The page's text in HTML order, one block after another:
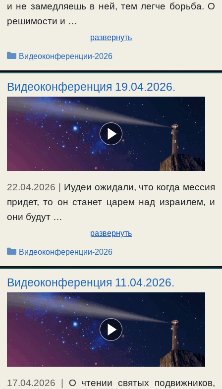
и не замедляешь в ней, тем легче борьба. О
решимости и …
развернуть
Рубрики
Видеоконференции-2026
Видеоконференция 19.04.2026.
22.04.2026
Иудеи ожидали, что когда мессия
придет, то он станет царем над израилем, и
они будут …
развернуть
Рубрики
Видеоконференции-2026
Видеоконференция 11.04.2026.
17.04.2026
О чтении святых подвижников,